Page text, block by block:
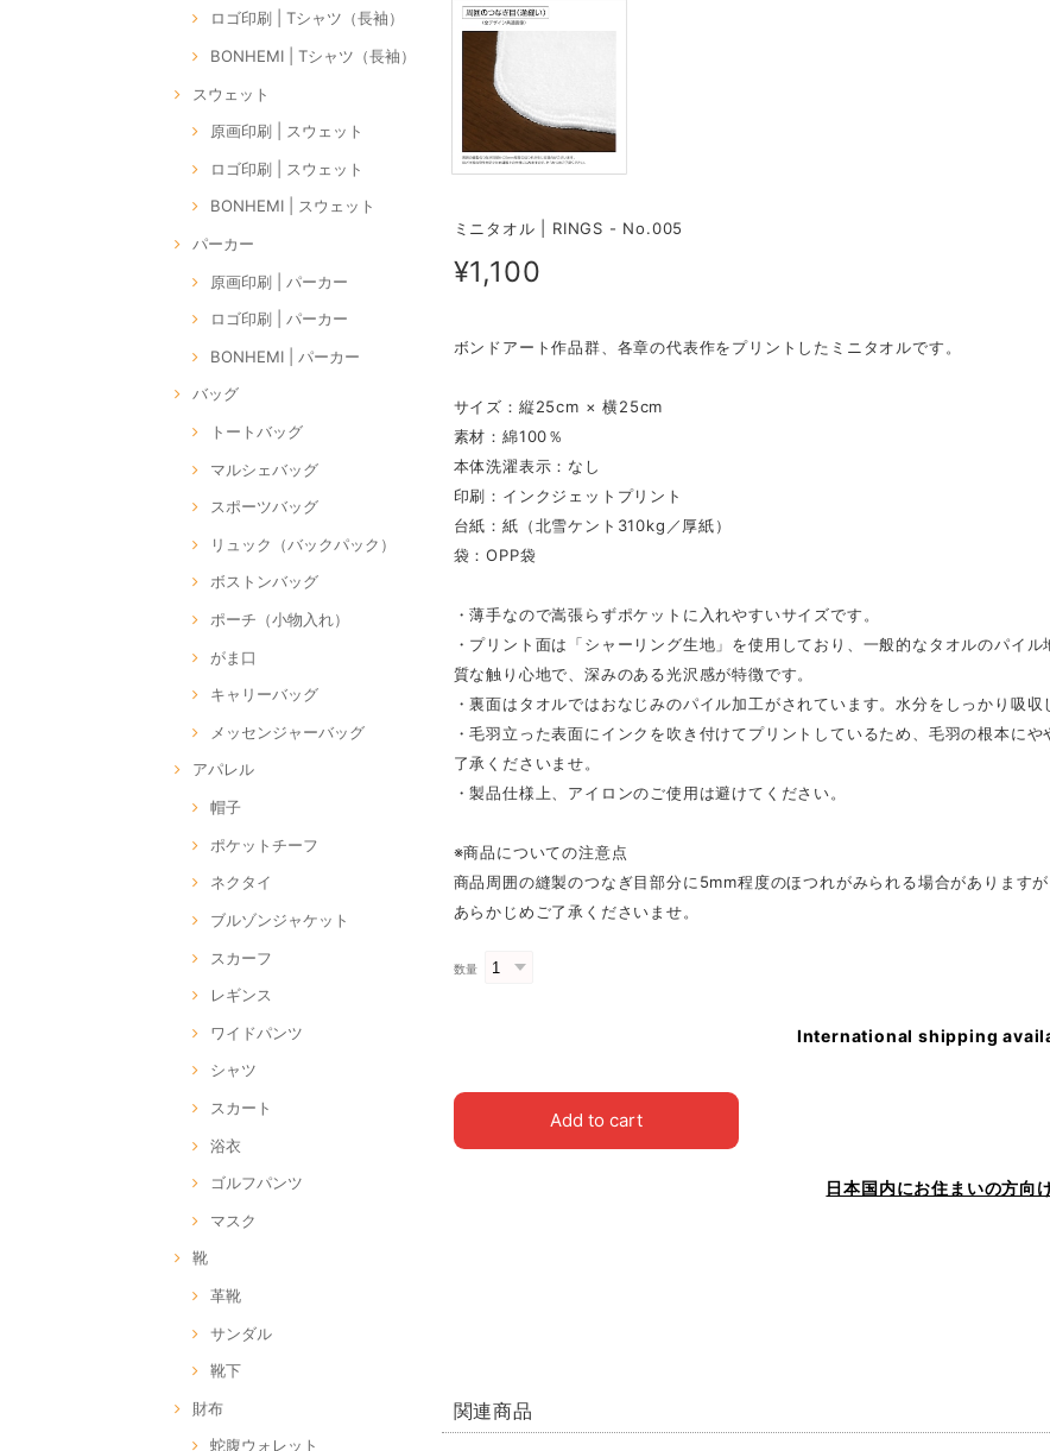
ロゴ印刷 | Tシャツ（長袖）
BONHEMI | Tシャツ（長袖）
スウェット
原画印刷 | スウェット
ロゴ印刷 | スウェット
BONHEMI | スウェット
パーカー
原画印刷 | パーカー
ロゴ印刷 | パーカー
BONHEMI | パーカー
バッグ
トートバッグ
マルシェバッグ
スポーツバッグ
リュック（バックパック）
ボストンバッグ
ポーチ（小物入れ）
がま口
キャリーバッグ
メッセンジャーバッグ
アパレル
帽子
ポケットチーフ
ネクタイ
ブルゾンジャケット
スカーフ
レギンス
ワイドパンツ
シャツ
スカート
浴衣
ゴルフパンツ
マスク
靴
革靴
サンダル
靴下
財布
蛇腹ウォレット
ミニタオル | RINGS - No.005
¥1,100
ボンドアート作品群、各章の代表作をプリントしたミニタオルです。
サイズ：縦25cm × 横25cm
素材：綿100％
本体洗濯表示：なし
印刷：インクジェットプリント
台紙：紙（北雪ケント310kg／厚紙）
袋：OPP袋
・薄手なので嵩張らずポケットに入れやすいサイズです。
・プリント面は「シャーリング生地」を使用しており、一般的なタオルのパイ
質な触り心地で、深みのある光沢感が特徴です。
・裏面はタオルではおなじみのパイル加工がされています。水分をしっかり吸収
・毛羽立った表面にインクを吹き付けてプリントしているため、毛羽の根本に
了承くださいませ。
・製品仕様上、アイロンのご使用は避けてください。
※商品についての注意点
商品周囲の縫製のつなぎ目部分に5mm程度のほつれがみられる場合があります
あらかじめご了承くださいませ。
数量
International shipping
Add to cart
日本国内にお住まいの方向
関連商品